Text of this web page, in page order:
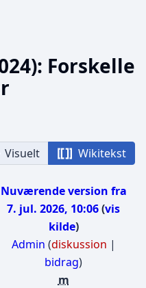
Forskelle
Visuelt Wikitekst
Nuværende version fra
7. jul. 2026, 10:06 vis
kilde
Admin (diskussion |
bidrag)
m